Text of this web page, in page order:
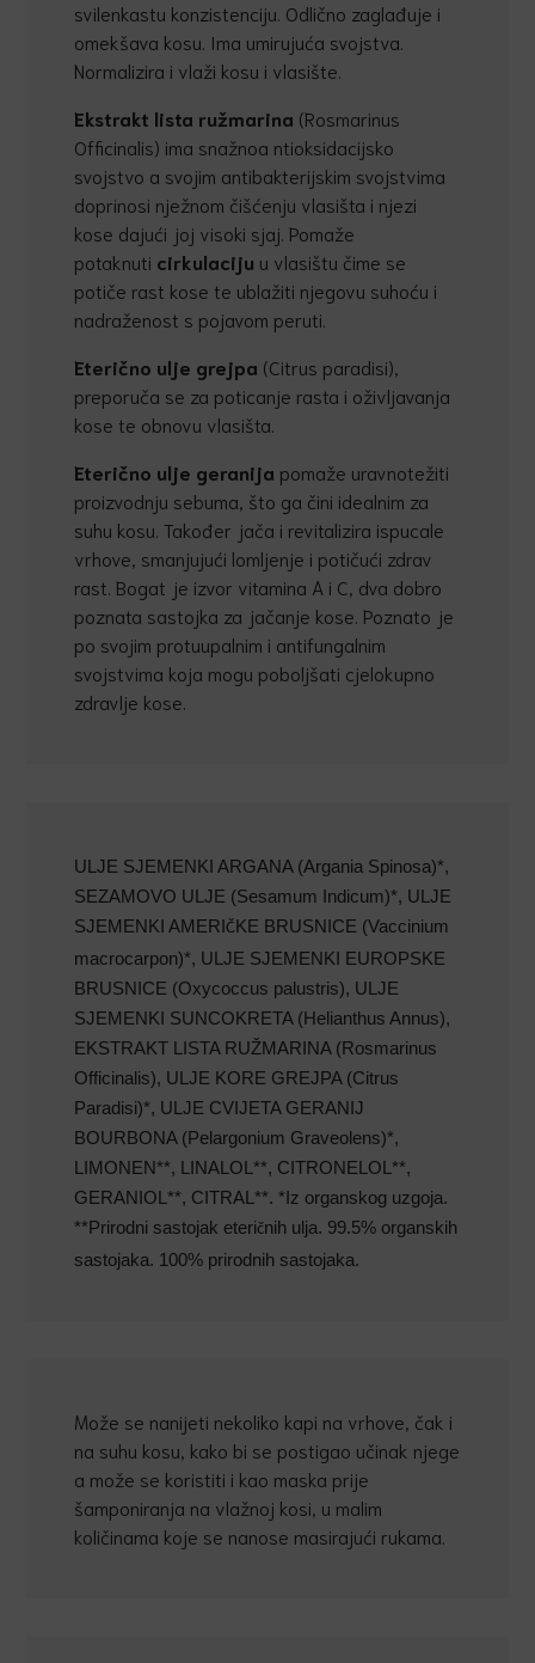
svilenkastu konzistenciju. Odlično zaglađuje i
omekšava kosu. Ima umirujuća svojstva.
Normalizira i vlaži kosu i vlasište.
Ekstrakt lista ružmarina (Rosmarinus
Officinalis) ima snažnoa ntioksidacijsko
svojstvo a svojim antibakterijskim svojstvima
doprinosi nježnom čišćenju vlasišta i njezi
kose dajući joj visoki sjaj. Pomaže
potaknuti cirkulaciju u vlasištu čime se
potiče rast kose te ublažiti njegovu suhoću i
nadraženost s pojavom peruti.
Eterično ulje grejpa (Citrus paradisi),
preporuča se za poticanje rasta i oživljavanja
kose te obnovu vlasišta.
Eterično ulje geranija pomaže uravnotežiti
proizvodnju sebuma, što ga čini idealnim za
suhu kosu. Također jača i revitalizira ispucale
vrhove, smanjujući lomljenje i potičući zdrav
rast. Bogat je izvor vitamina A i C, dva dobro
poznata sastojka za jačanje kose. Poznato je
po svojim protuupalnim i antifungalnim
svojstvima koja mogu poboljšati cjelokupno
zdravlje kose.
ULJE SJEMENKI ARGANA (Argania Spinosa)*,
SEZAMOVO ULJE (Sesamum Indicum)*, ULJE
SJEMENKI AMERIČ KE BRUSNICE (Vaccinium
macrocarpon)*, ULJE SJEMENKI EUROPSKE
BRUSNICE (Oxycoccus palustris), ULJE
SJEMENKI SUNCOKRETA (Helianthus Annus),
EKSTRAKT LISTA RUŽMARINA (Rosmarinus
Officinalis), ULJE KORE GREJPA (Citrus
Paradisi)*, ULJE CVIJETA GERANIJ
BOURBONA (Pelargonium Graveolens)*,
LIMONEN**, LINALOL**, CITRONELOL**,
GERANIOL**, CITRAL**. *Iz organskog uzgoja.
**Prirodni sastojak eteričnih ulja. 99.5% organskih
sastojaka. 100% prirodnih sastojaka.
Može se nanijeti nekoliko kapi na vrhove, čak i
na suhu kosu, kako bi se postigao učinak njege
a može se koristiti i kao maska prije
šamponiranja na vlažnoj kosi, u malim
količinama koje se nanose masirajući rukama.